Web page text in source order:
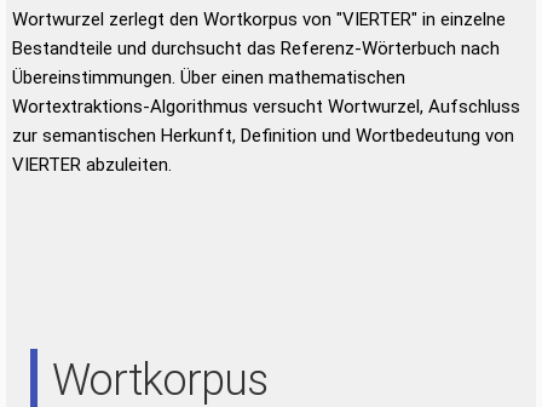
Wortwurzel zerlegt den Wortkorpus von "VIERTER" in einzelne
Bestandteile und durchsucht das Referenz-Wörterbuch nach
Übereinstimmungen. Über einen mathematischen
Wortextraktions-Algorithmus versucht Wortwurzel, Aufschluss
zur semantischen Herkunft, Definition und Wortbedeutung von
VIERTER abzuleiten.
Wortkorpus